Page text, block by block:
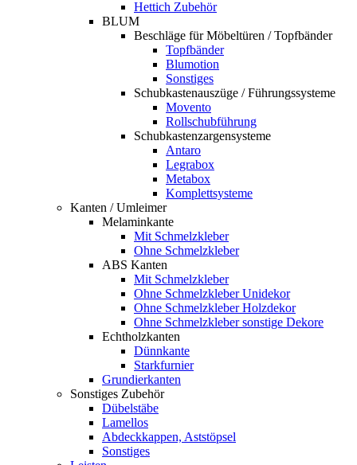
Hettich Zubehör
BLUM
Beschläge für Möbeltüren / Topfbänder
Topfbänder
Blumotion
Sonstiges
Schubkastenauszüge / Führungssysteme
Movento
Rollschubführung
Schubkastenzargensysteme
Antaro
Legrabox
Metabox
Komplettsysteme
Kanten / Umleimer
Melaminkante
Mit Schmelzkleber
Ohne Schmelzkleber
ABS Kanten
Mit Schmelzkleber
Ohne Schmelzkleber Unidekor
Ohne Schmelzkleber Holzdekor
Ohne Schmelzkleber sonstige Dekore
Echtholzkanten
Dünnkante
Starkfurnier
Grundierkanten
Sonstiges Zubehör
Dübelstäbe
Lamellos
Abdeckkappen, Aststöpsel
Sonstiges